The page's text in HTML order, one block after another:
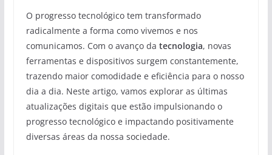
O progresso tecnológico tem transformado
radicalmente a forma como vivemos e nos
comunicamos. Com o avanço da tecnologia, novas
ferramentas e dispositivos surgem constantemente,
trazendo maior comodidade e eficiência para o nosso
dia a dia. Neste artigo, vamos explorar as últimas
atualizações digitais que estão impulsionando o
progresso tecnológico e impactando positivamente
diversas áreas da nossa sociedade.